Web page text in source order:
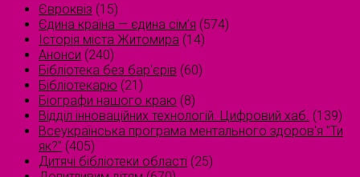
Євроквіз (15)
Єдина країна — єдина сім’я (574)
Історія міста Житомира (14)
Анонси (240)
Бібліотека без бар'єрів (60)
Бібліотекарю (21)
Біографи нашого краю (8)
Відділ інноваційних технологій. Цифровий хаб. (139)
Всеукраїнська програма ментального здоров'я "Ти
як?" (405)
Дитячі бібліотеки області (25)